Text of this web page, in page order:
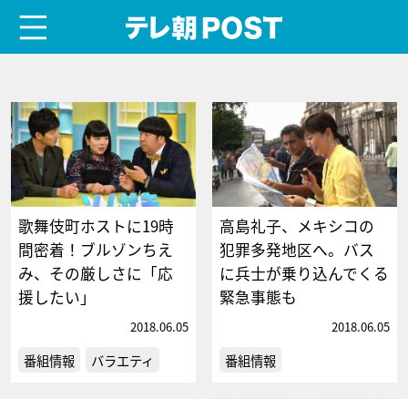
歌舞伎町ホストに19時
間密着！ブルゾンちえ
み、その厳しさに「応
援したい」
2018.06.05
番組情報 バラエティ
高島礼子、メキシコの
犯罪多発地区へ。バス
に兵士が乗り込んでくる
緊急事態も
2018.06.05
番組情報